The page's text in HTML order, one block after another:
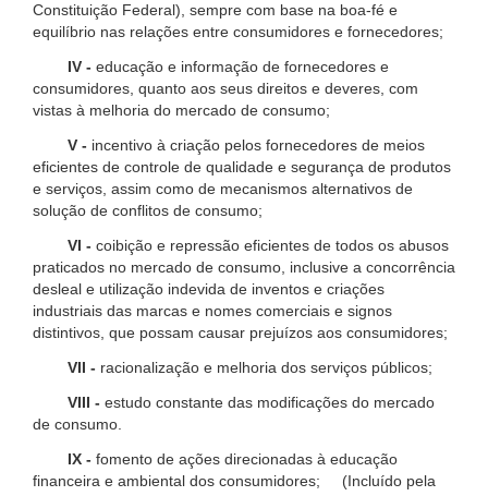
Constituição Federal), sempre com base na boa-fé e
equilíbrio nas relações entre consumidores e fornecedores;
IV - educação e informação de fornecedores e
consumidores, quanto aos seus direitos e deveres, com
vistas à melhoria do mercado de consumo;
V - incentivo à criação pelos fornecedores de meios
eficientes de controle de qualidade e segurança de produtos
e serviços, assim como de mecanismos alternativos de
solução de conflitos de consumo;
VI - coibição e repressão eficientes de todos os abusos
praticados no mercado de consumo, inclusive a concorrência
desleal e utilização indevida de inventos e criações
industriais das marcas e nomes comerciais e signos
distintivos, que possam causar prejuízos aos consumidores;
VII - racionalização e melhoria dos serviços públicos;
VIII - estudo constante das modificações do mercado
de consumo.
IX - fomento de ações direcionadas à educação
financeira e ambiental dos consumidores; (Incluído pela